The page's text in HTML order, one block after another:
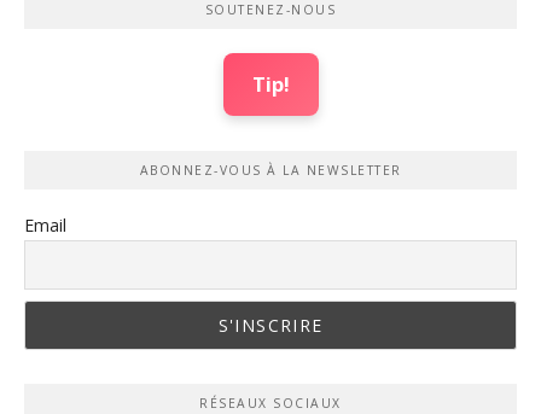
SOUTENEZ-NOUS
Tip!
ABONNEZ-VOUS À LA NEWSLETTER
Email
RÉSEAUX SOCIAUX